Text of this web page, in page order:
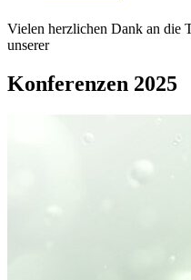
Vielen herzlichen Dank an die
unserer
Konferenzen 2025